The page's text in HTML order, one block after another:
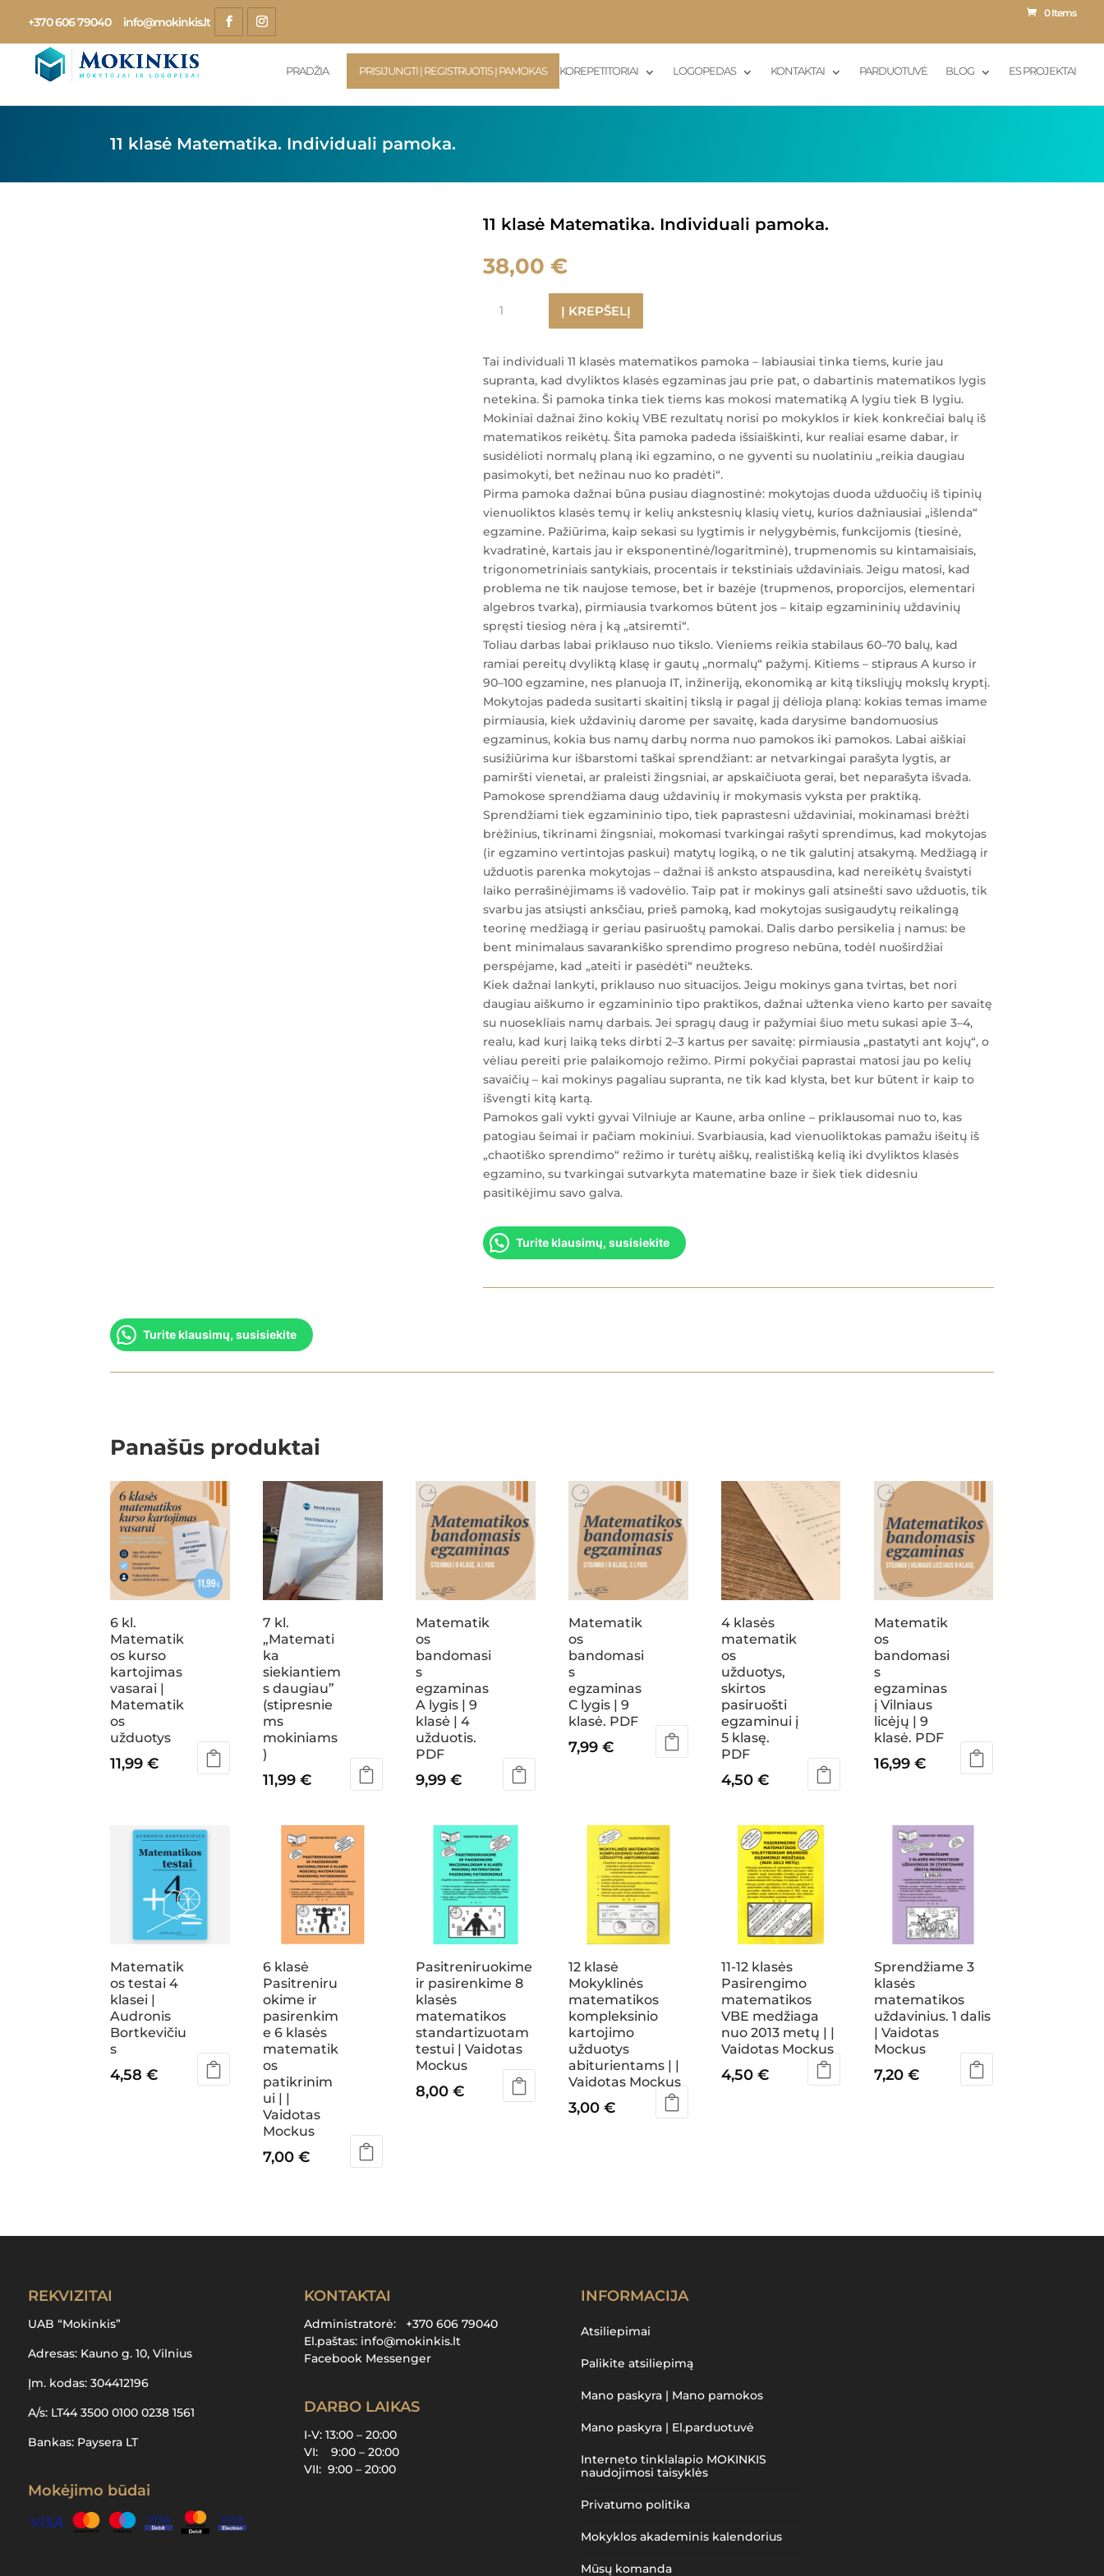
+370 606 79040 info@mokinkis.lt
0 Items
PRADŽIA PRISIJUNGTI | REGISTRUOTIS Į PAMOKAS KOREPETITORIAI LOGOPEDAS KONTAKTAI PARDUOTUVĖ BLOG ES PROJEKTAI
11 klasė Matematika. Individuali pamoka.
11 klasė Matematika. Individuali pamoka.
38,00€
kiekis:
klasė
Matematika.
Individuali
pamoka.
Į KREPŠELĮ
Tai individuali 11 klasės matematikos pamoka – labiausiai tinka tiems, kurie jau
supranta, kad dvyliktos klasės egzaminas jau prie pat, o dabartinis matematikos lygis
netekina. Ši pamoka tinka tiek tiems kas mokosi matematiką A lygiu tiek B lygiu.
Mokiniai dažnai žino kokių VBE rezultatų norisi po mokyklos ir kiek konkrečiai balų iš
matematikos reikėtų. Šita pamoka padeda išsiaiškinti, kur realiai esame dabar, ir
susidėlioti normalų planą iki egzamino, o ne gyventi su nuolatiniu „reikia daugiau
pasimokyti, bet nežinau nuo ko pradėti“.
Pirma pamoka dažnai būna pusiau diagnostinė: mokytojas duoda užduočių iš tipinių
vienuoliktos klasės temų ir kelių ankstesnių klasių vietų, kurios dažniausiai „išlenda“
egzamine. Pažiūrima, kaip sekasi su lygtimis ir nelygybėmis, funkcijomis (tiesinė,
kvadratinė, kartais jau ir eksponentinė/logaritminė), trupmenomis su kintamaisiais,
trigonometriniais santykiais, procentais ir tekstiniais uždaviniais. Jeigu matosi, kad
problema ne tik naujose temose, bet ir bazėje (trupmenos, proporcijos, elementari
algebros tvarka), pirmiausia tvarkomos būtent jos – kitaip egzamininių uždavinių
spręsti tiesiog nėra į ką „atsiremti“.
Toliau darbas labai priklauso nuo tikslo. Vieniems reikia stabilaus 60–70 balų, kad
ramiai pereitų dvyliktą klasę ir gautų „normalų“ pažymį. Kitiems – stipraus A kurso ir
90–100 egzamine, nes planuoja IT, inžineriją, ekonomiką ar kitą tiksliųjų mokslų kryptį.
Mokytojas padeda susitarti skaitinį tikslą ir pagal jį dėlioja planą: kokias temas imame
pirmiausia, kiek uždavinių darome per savaitę, kada darysime bandomuosius
egzaminus, kokia bus namų darbų norma nuo pamokos iki pamokos. Labai aiškiai
susižiūrima kur išbarstomi taškai sprendžiant: ar netvarkingai parašyta lygtis, ar
pamiršti vienetai, ar praleisti žingsniai, ar apskaičiuota gerai, bet neparašyta išvada.
Pamokose sprendžiama daug uždavinių ir mokymasis vyksta per praktiką.
Sprendžiami tiek egzamininio tipo, tiek paprastesni uždaviniai, mokinamasi brėžti
brėžinius, tikrinami žingsniai, mokomasi tvarkingai rašyti sprendimus, kad mokytojas
(ir egzamino vertintojas paskui) matytų logiką, o ne tik galutinį atsakymą. Medžiagą ir
užduotis parenka mokytojas – dažnai iš anksto atspausdina, kad nereikėtų švaistyti
laiko perrašinėjimams iš vadovėlio. Taip pat ir mokinys gali atsinešti savo užduotis, tik
svarbu jas atsiųsti anksčiau, prieš pamoką, kad mokytojas susigaudytų reikalingą
teorinę medžiagą ir geriau pasiruoštų pamokai. Dalis darbo persikelia į namus: be
bent minimalaus savarankiško sprendimo progreso nebūna, todėl nuoširdžiai
perspėjame, kad „ateiti ir pasėdėti“ neužteks.
Kiek dažnai lankyti, priklauso nuo situacijos. Jeigu mokinys gana tvirtas, bet nori
daugiau aiškumo ir egzamininio tipo praktikos, dažnai užtenka vieno karto per savaitę
su nuosekliais namų darbais. Jei spragų daug ir pažymiai šiuo metu sukasi apie 3–4,
realu, kad kurį laiką teks dirbti 2–3 kartus per savaitę: pirmiausia „pastatyti ant kojų“, o
vėliau pereiti prie palaikomojo režimo. Pirmi pokyčiai paprastai matosi jau po kelių
savaičių – kai mokinys pagaliau supranta, ne tik kad klysta, bet kur būtent ir kaip to
išvengti kitą kartą.
Pamokos gali vykti gyvai Vilniuje ar Kaune, arba online – priklausomai nuo to, kas
patogiau šeimai ir pačiam mokiniui. Svarbiausia, kad vienuoliktokas pamažu išeitų iš
„chaotiško sprendimo“ režimo ir turėtų aiškų, realistišką kelią iki dvyliktos klasės
egzamino, su tvarkingai sutvarkyta matematine baze ir šiek tiek didesniu
pasitikėjimu savo galva.
Turite klausimų, susisiekite
Turite klausimų, susisiekite
Panašūs produktai
6 kl.
Matematik
os kurso
kartojimas
vasarai |
Matematik
os
užduotys
11,99€
7 kl.
„Matemati
ka
siekiantiem
s daugiau”
(stipresnie
ms
mokiniams
)
11,99€
Matematik
os
bandomasi
s
egzaminas
A lygis | 9
klasė | 4
užduotis.
PDF
9,99€
Matematik
os
bandomasi
s
egzaminas
C lygis | 9
klasė. PDF
7,99€
4 klasės
matematik
os
užduotys,
skirtos
pasiruošti
egzaminui į
5 klasę.
PDF
4,50€
Matematik
os
bandomasi
s
egzaminas
į Vilniaus
licėjų | 9
klasė. PDF
16,99€
Matematik
os testai 4
klasei |
Audronis
Bortkevičiu
s
4,58€
6 klasė
Pasitreniru
okime ir
pasirenkim
e 6 klasės
matematik
os
patikrinim
ui | |
Vaidotas
Mockus
7,00€
Pasitreniruokime
ir pasirenkime 8
klasės
matematikos
standartizuotam
testui | Vaidotas
Mockus
8,00€
12 klasė
Mokyklinės
matematikos
kompleksinio
kartojimo
užduotys
abiturientams | |
Vaidotas Mockus
3,00€
11-12 klasės
Pasirengimo
matematikos
VBE medžiaga
nuo 2013 metų | |
Vaidotas Mockus
4,50€
Sprendžiame 3
klasės
matematikos
uždavinius. 1 dalis
| Vaidotas
Mockus
7,20€
REKVIZITAI
UAB “Mokinkis”
Adresas: Kauno g. 10, Vilnius
Įm. kodas: 304412196
A/s: LT44 3500 0100 0238 1561
Bankas: Paysera LT
Mokėjimo būdai
KONTAKTAI
Administratorė: +370 606 79040
El.paštas: info@mokinkis.lt
Facebook Messenger
DARBO LAIKAS
I-V: 13:00 – 20:00
VI: 9:00 – 20:00
VII: 9:00 – 20:00
INFORMACIJA
Atsiliepimai
Palikite atsiliepimą
Mano paskyra | Mano pamokos
Mano paskyra | El.parduotuvė
Interneto tinklalapio MOKINKIS
naudojimosi taisyklės
Privatumo politika
Mokyklos akademinis kalendorius
Mūsų komanda